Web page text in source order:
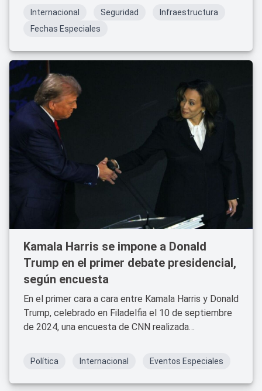
se reunieron para honrar la memoria de las víctimas y
rendir homenaje a los héroes que respondieron a la
tragedia.
Internacional Seguridad
Infraestructura
Fechas Especiales
Kamala Harris se impone a Donald
Trump en el primer debate presidencial,
según encuesta
En el primer cara a cara entre Kamala Harris y Donald
Trump, celebrado en Filadelfia el 10 de septiembre
de 2024, una encuesta de CNN realizada
63% de los espectadores consideraron que Harris
tuvo un mejor desempeño, superando a Trump, quien
solo obtuvo el respaldo del 37% de los votantes
Política Internacional Eventos Especiales